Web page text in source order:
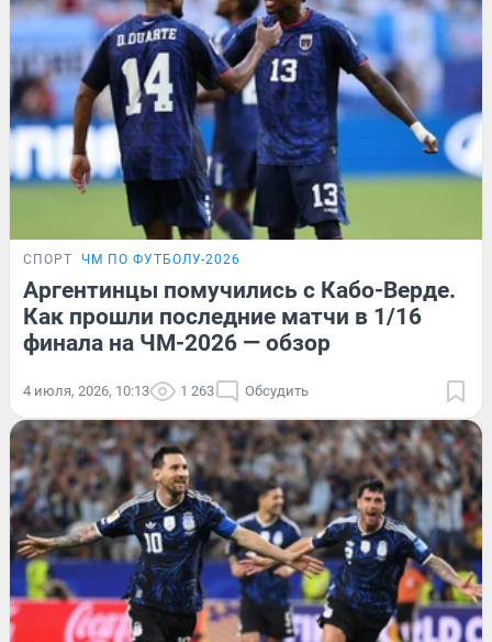
СПОРТ ЧМ ПО ФУТБОЛУ-2026
Аргентинцы помучились с Кабо-Верде.
Как прошли последние матчи в 1/16
финала на ЧМ-2026 — обзор
4 июля, 2026, 10:13 1 263 Обсудить